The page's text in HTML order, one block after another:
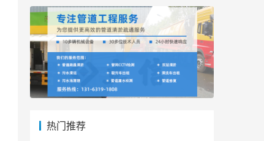
热门推荐